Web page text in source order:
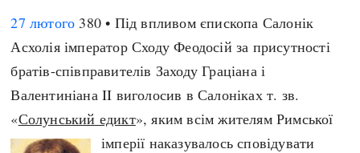
done
27 лютого 380 • Під впливом єпископа Салонік
Асхолія імператор Сходу Феодосій за присутності
братів-співправителів Заходу Граціана і
Валентиніана II виголосив в Салоніках т. зв.
«Солунський едикт», яким всім жителям Римської
імперії наказувалось сповідувати